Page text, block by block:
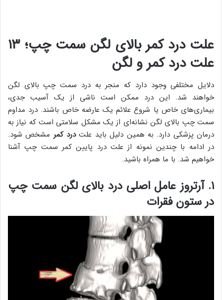
علت درد کمر بالای لگن سمت چپ؛ ۱۳
علت درد کمر و لگن
دلایل مختلفی وجود دارد که منجر به درد سمت چپ بالای لگن
خواهند شد. این درد ممکن است ناشی از یک آسیب جدی،
بیماری‌های خاص یا شروع علائم یک عارضه خاص باشند. درد مداوم
سمت چپ بالای لگن نشانه‌ای از یک مشکل سلامتی است که نیاز به
درمان پزشکی دارد. به همین دلیل باید علتدرد کمر مشخص شود.
در ادامه با چندین نمونه از علت درد پایین کمر سمت چپ آشنا
خواهیم شد. با ما همراه باشید.
۱. آرتروز عامل اصلی درد بالای لگن سمت چپ
در ستون فقرات